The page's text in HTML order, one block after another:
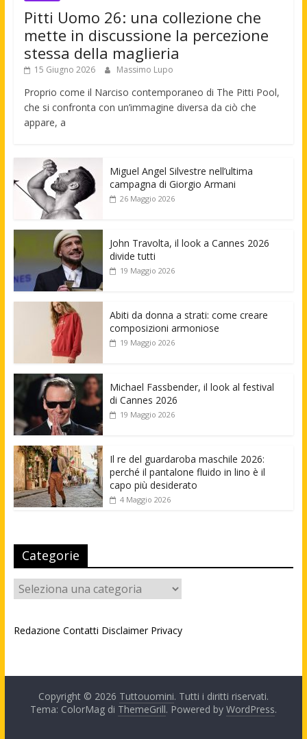
Pitti Uomo 26: una collezione che
mette in discussione la percezione
stessa della maglieria
15 Giugno 2026 Massimo Lupo
Proprio come il Narciso contemporaneo di The Pitti Pool,
che si confronta con un’immagine diversa da ciò che
appare, a
Miguel Angel Silvestre nell’ultima
campagna di Giorgio Armani
26 Maggio 2026
John Travolta, il look a Cannes 2026
divide tutti
19 Maggio 2026
Abiti da donna a strati: come creare
composizioni armoniose
19 Maggio 2026
Michael Fassbender, il look al festival
di Cannes 2026
19 Maggio 2026
Il re del guardaroba maschile 2026:
perché il pantalone fluido in lino è il
capo più desiderato
4 Maggio 2026
Categorie
Categorie
Redazione Contatti Disclaimer Privacy
Copyright © 2026 Tuttouomini. Tutti i diritti riservati.
Tema: ColorMag di ThemeGrill. Powered by WordPress.